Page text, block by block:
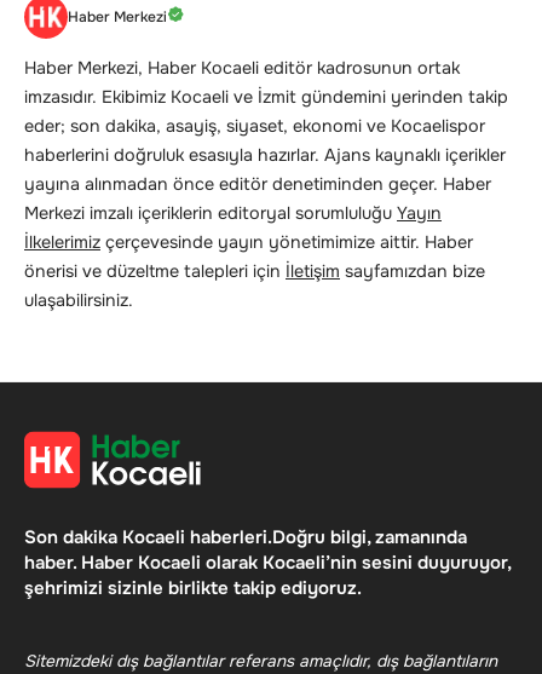
Haber Merkezi
Haber Merkezi, Haber Kocaeli editör kadrosunun ortak
imzasıdır. Ekibimiz Kocaeli ve İzmit gündemini yerinden takip
eder; son dakika, asayiş, siyaset, ekonomi ve Kocaelispor
haberlerini doğruluk esasıyla hazırlar. Ajans kaynaklı içerikler
yayına alınmadan önce editör denetiminden geçer. Haber
Merkezi imzalı içeriklerin editoryal sorumluluğu Yayın
İlkelerimiz çerçevesinde yayın yönetimimize aittir. Haber
önerisi ve düzeltme talepleri için İletişim sayfamızdan bize
ulaşabilirsiniz.
Son dakika Kocaeli haberleri.Doğru bilgi, zamanında
haber. Haber Kocaeli olarak Kocaeli’nin sesini duyuruyor,
şehrimizi sizinle birlikte takip ediyoruz.
Sitemizdeki dış bağlantılar referans amaçlıdır, dış bağlantıların